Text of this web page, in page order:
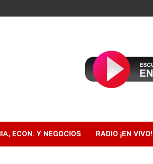
ECON. Y NEGOCIOS RADIO ¡EN VIVO!